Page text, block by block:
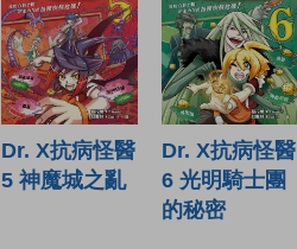
Dr. X抗病怪醫
5 神魔城之亂
Dr. X抗病怪醫
6 光明騎士團
的秘密